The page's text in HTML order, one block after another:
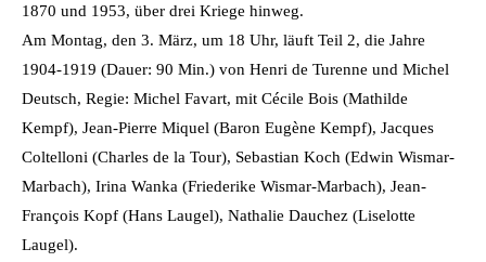
1870 und 1953, über drei Kriege hinweg.
Am Montag, den 3. März, um 18 Uhr, läuft Teil 2, die Jahre
1904-1919 (Dauer: 90 Min.) von Henri de Turenne und Michel
Deutsch, Regie: Michel Favart, mit Cécile Bois (Mathilde
Kempf), Jean-Pierre Miquel (Baron Eugène Kempf), Jacques
Coltelloni (Charles de la Tour), Sebastian Koch (Edwin Wismar-
Marbach), Irina Wanka (Friederike Wismar-Marbach), Jean-
François Kopf (Hans Laugel), Nathalie Dauchez (Liselotte
Laugel).